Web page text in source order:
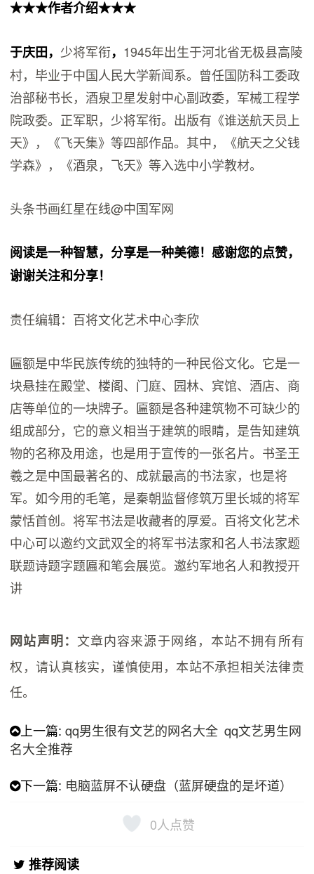
★★★作者介绍★★★
于庆田， 少将军衔， 1945年出生于河北省无极县高陵
村，毕业于中国人民大学新闻系。曾任国防科工委政
治部秘书长，酒泉卫星发射中心副政委，军械工程学
院政委。正军职，少将军衔。出版有《谁送航天员上
天》，《飞天集》等四部作品。其中，《航天之父钱
学森》，《酒泉，飞天》等入选中小学教材。
头条书画​红星在线@中国军网​
阅读是一种智慧，分享是一种美德！感谢您的点赞，
谢谢关注和分享！
责任编辑：百将文化艺术中心李欣
匾额是中华民族传统的独特的一种民俗文化。它是一
块悬挂在殿堂、楼阁、门庭、园林、宾馆、酒店、商
店等单位的一块牌子。匾额是各种建筑物不可缺少的
组成部分，它的意义相当于建筑的眼睛，是告知建筑
物的名称及用途，也是用于宣传的一张名片。书圣王
羲之是中国最著名的、成就最高的书法家，也是将
军。如今用的毛笔，是秦朝监督修筑万里长城的将军
蒙恬首创。将军书法是收藏者的厚爱。百将文化艺术
中心可以邀约文武双全的将军书法家和名人书法家题
联题诗题字题匾和笔会展览。邀约军地名人和教授开
讲
网站声明： 文章内容来源于网络，本站不拥有所有
权，请认真核实，谨慎使用，本站不承担相关法律责
任。
上一篇:qq男生很有文艺的网名大全 qq文艺男生网
名大全推荐
下一篇: 电脑蓝屏不认硬盘（蓝屏硬盘的是坏道）
0人点赞
推荐阅读